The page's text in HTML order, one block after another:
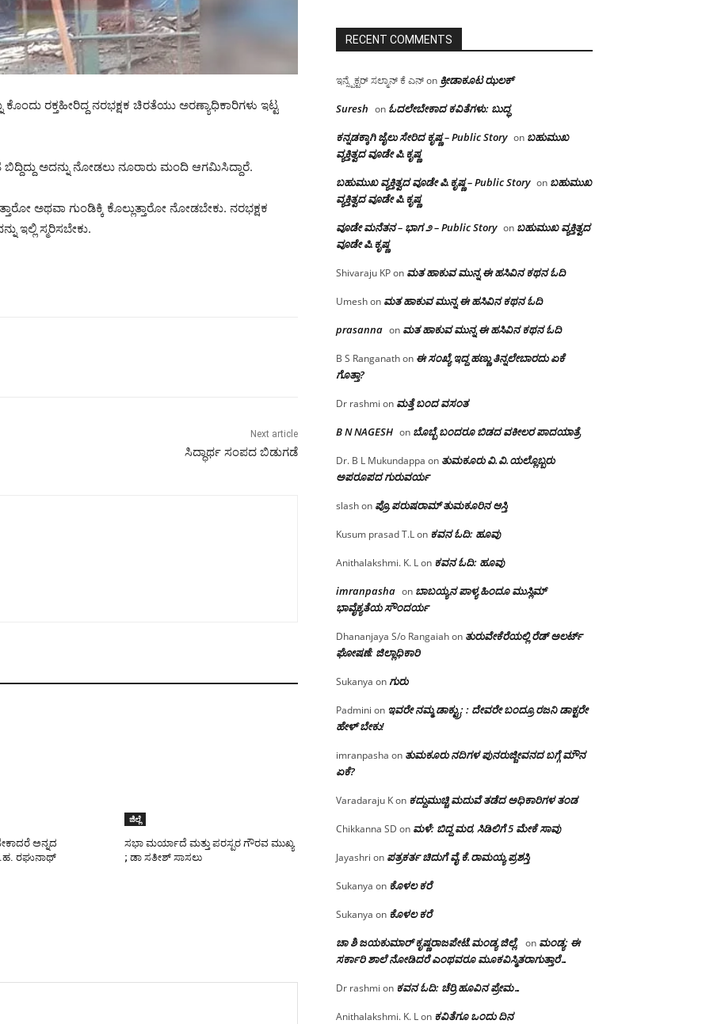
ರಕ್ತಹೀರಿದ್ದ ನರಭಕ್ಷಕ ಚಿರತೆಯು ಅರಣ್ಯಾಧಿಕಾರಿಗಳು ಇಟ್ಟ
ಅದನ್ನು ನೋಡಲು ನೂರಾರು ಮಂದಿ ಆಗಮಿಸಿದ್ದಾರೆ.
ಅಥವಾ ಗುಂಡಿಕ್ಕಿ ಕೊಲ್ಲುತ್ತಾರೋ ನೋಡಬೇಕು. ನರಭಕ್ಷಕ
ಇಲ್ಲಿ ಸ್ಮರಿಸಬೇಕು.
Next article
ಸಿದ್ಧಾರ್ಥ ಸಂಪದ ಬಿಡುಗಡೆ
ಅನ್ನದ
ರಘುನಾಥ್
ಜಿಲ್ಲೆ
ಸಭಾ ಮರ್ಯಾದೆ ಮತ್ತು ಪರಸ್ಪರ ಗೌರವ ಮುಖ್ಯ
; ಡಾ ಸತೀಶ್ ಸಾಸಲು
RECENT COMMENTS
ಇನ್ಸ್ಪೆಕ್ಟರ್ ಸಲ್ಮಾನ್ ಕೆ ಎನ್on ಕ್ರೀಡಾಕೂಟ ಝಲಕ್
Suresh on ಓದಲೇಬೇಕಾದ‌ ಕವಿತೆಗಳು: ಬುದ್ಧ
ಕನ್ನಡಕ್ಕಾಗಿ ಜೈಲು ಸೇರಿದ ಕೃಷ್ಣ – Public Story on ಬಹುಮುಖ
ವ್ಯಕ್ತಿತ್ವದ ವೂಡೇ ಪಿ.ಕೃಷ್ಣ
ಬಹುಮುಖ ವ್ಯಕ್ತಿತ್ವದ ವೂಡೇ ಪಿ.ಕೃಷ್ಣ – Public Story on ಬಹುಮುಖ
ವ್ಯಕ್ತಿತ್ವದ ವೂಡೇ ಪಿ.ಕೃಷ್ಣ
ವೂಡೇ ಮನೆತನ – ಭಾಗ ೨ – Public Story on ಬಹುಮುಖ ವ್ಯಕ್ತಿತ್ವದ
ವೂಡೇ ಪಿ.ಕೃಷ್ಣ
Shivaraju KPon ಮತ ಹಾಕುವ ಮುನ್ನ ಈ ಹಸಿವಿನ ಕಥನ ಓದಿ
Umeshon ಮತ ಹಾಕುವ ಮುನ್ನ ಈ ಹಸಿವಿನ ಕಥನ ಓದಿ
prasanna on ಮತ ಹಾಕುವ ಮುನ್ನ ಈ ಹಸಿವಿನ ಕಥನ ಓದಿ
B S Ranganathon ಈ ಸಂಖ್ಯೆ ಇದ್ದ ಹಣ್ಣು ತಿನ್ನಲೇಬಾರದು ಏಕೆ
ಗೊತ್ತಾ?
Dr rashmi on ಮತ್ತೆ ಬಂದ ವಸಂತ
B N NAGESH on ಬೊಬ್ಬೆ ಬಂದರೂ ಬಿಡದ ವಕೀಲರ ಪಾದಯಾತ್ರೆ
Dr. B L Mukundappa on ತುಮಕೂರು‌ ವಿ.ವಿ.ಯಲ್ಲೊಬ್ಬರು
ಅಪರೂಪದ ಗುರುವರ್ಯ
slashon ಪ್ರೊ.ಪರುಷರಾಮ್ ತುಮಕೂರಿನ ಆಸ್ತಿ
Kusum prasad T.Lon ಕವನ ಓದಿ: ಹೂವು
Anithalakshmi. K. Lon ಕವನ ಓದಿ: ಹೂವು
imranpasha on ಬಾಬಯ್ಯನ ಪಾಳ್ಯ ಹಿಂದೂ ಮುಸ್ಲಿಮ್
ಭಾವೈಕ್ಯತೆಯ ಸೌಂದರ್ಯ
Dhananjaya S/o Rangaiahon ತುರುವೇಕೆರೆಯಲ್ಲಿ ರೆಡ್ ಅಲರ್ಟ್
ಘೋಷಣೆ: ಜಿಲ್ಲಾಧಿಕಾರಿ
Sukanya onಗುರು
Padmini on ಇವರೇ ನಮ್ಮ ಡಾಕ್ಟ್ರು; : ದೇವರೇ ಬಂದ್ರೂ ರಜನಿ ಡಾಕ್ಟರೇ
ಹೇಳ್ ಬೇಕು!
imranpasha on ತುಮಕೂರು ನದಿಗಳ ಪುನರುಜ್ಜೀವನದ ಬಗ್ಗೆ ಮೌನ
ಏಕೆ?
Varadaraju Kon ಕದ್ದುಮುಚ್ಚಿ ಮದುವೆ ತಡೆದ ಅಧಿಕಾರಿಗಳ ತಂಡ
Chikkanna SD on ಮಳೆ: ಬಿದ್ದ ಮರ, ಸಿಡಿಲಿಗೆ 5 ಮೇಕೆ ಸಾವು
Jayashri on ಪತ್ರಕರ್ತ ಚಿದುಗೆ ವೈ.ಕೆ.ರಾಮಯ್ಯ ಪ್ರಶಸ್ತಿ
Sukanya on ಕೊಳಲ ಕರೆ
Sukanya on ಕೊಳಲ ಕರೆ
ಚಾ ಶಿ ಜಯಕುಮಾರ್ ಕೃಷ್ಣರಾಜಪೇಟೆ.ಮಂಡ್ಯ ಜಿಲ್ಲೆ. on ಮಂಡ್ಯ: ಈ
ಸರ್ಕಾರಿ ಶಾಲೆ ನೋಡಿದರೆ ಎಂಥವರೂ ಮೂಕವಿಸ್ಮಿತರಾಗುತ್ತಾರೆ…
Dr rashmi on ಕವನ ಓದಿ: ಚೆರ್ರಿ ಹೂವಿನ ಪ್ರೇಮ…
Anithalakshmi. K. Lon ಕವಿತೆಗೂ ಒಂದು ದಿನ